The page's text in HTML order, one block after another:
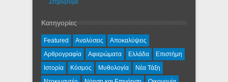
Στηρίζουμε
Κατηγορίες
Featured Αναλύσεις
Αποκαλύψεις
Αρθρογραφία
Αφιερώματα Ελλάδα
Επιστήμη
Ιστορία
Κόσμος Μυθολογία
Νέα Τάξη